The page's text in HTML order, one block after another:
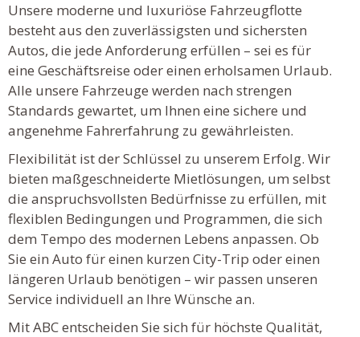
Unsere moderne und luxuriöse Fahrzeugflotte
besteht aus den zuverlässigsten und sichersten
Autos, die jede Anforderung erfüllen – sei es für
eine Geschäftsreise oder einen erholsamen Urlaub.
Alle unsere Fahrzeuge werden nach strengen
Standards gewartet, um Ihnen eine sichere und
angenehme Fahrerfahrung zu gewährleisten.
Flexibilität ist der Schlüssel zu unserem Erfolg. Wir
bieten maßgeschneiderte Mietlösungen, um selbst
die anspruchsvollsten Bedürfnisse zu erfüllen, mit
flexiblen Bedingungen und Programmen, die sich
dem Tempo des modernen Lebens anpassen. Ob
Sie ein Auto für einen kurzen City-Trip oder einen
längeren Urlaub benötigen – wir passen unseren
Service individuell an Ihre Wünsche an.
Mit ABC entscheiden Sie sich für höchste Qualität,